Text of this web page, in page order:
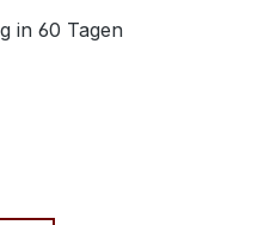
in 60 Tagen